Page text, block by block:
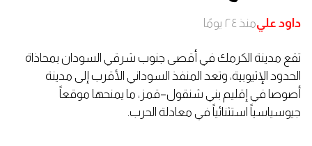
داود عليمنذ ٢٤ يومًا
تقع مدينة الكرمك في أقصى جنوب شرقي السودان بمحاذاة
الحدود الإثيوبية، وتعد المنفذ السوداني الأقرب إلى مدينة
أصوصا في إقليم بني شنقول–قمز، ما يمنحها موقعاً
جيوسياسياً استثنائياً في معادلة الحرب.